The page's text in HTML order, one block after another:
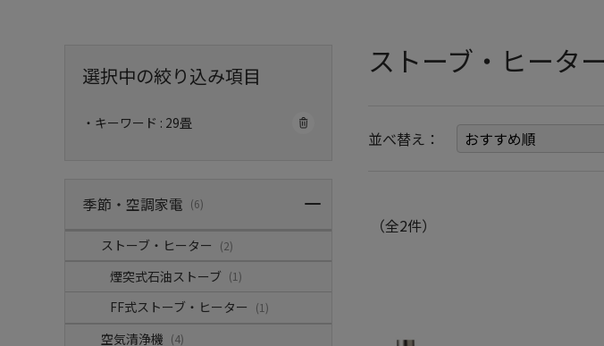
選択中の絞り込み項目
・キーワード : 29畳
季節・空調家電 (6)
ストーブ・ヒーター (2)
煙突式石油ストーブ (1)
FF式ストーブ・ヒーター (1)
空気清浄機 (4)
ストーブ・ヒーター
並べ替え：
（全2件）